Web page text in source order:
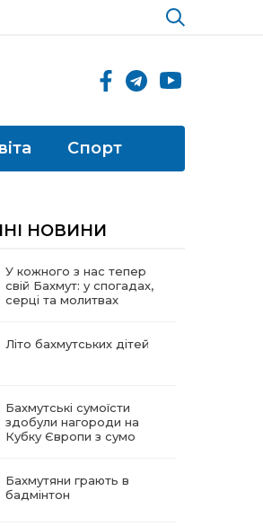
Спорт
НОВИНИ
У кожного з нас тепер
свій Бахмут: у спогадах,
серці та молитвах
Літо бахмутських дітей
Бахмутські сумоїсти
здобули нагороди на
Кубку Європи з сумо
Бахмутяни грають в
бадмінтон